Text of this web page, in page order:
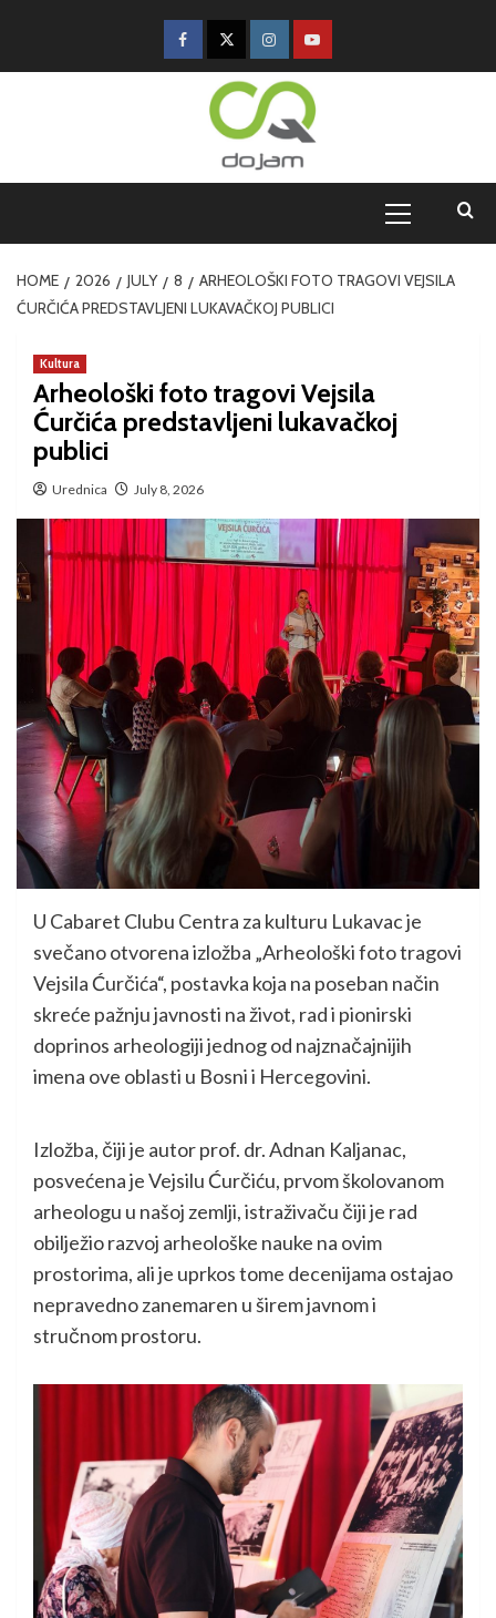
HOME 2026 JULY 8
ARHEOLOŠKI FOTO TRAGOVI VEJSILA
ĆURČIĆA PREDSTAVLJENI LUKAVAČKOJ PUBLICI
Kultura
Arheološki foto tragovi Vejsila
Ćurčića predstavljeni lukavačkoj
publici
Urednica July 8, 2026
U Cabaret Clubu Centra za kulturu Lukavac je
svečano otvorena izložba „Arheološki foto tragovi
Vejsila Ćurčića“, postavka koja na poseban način
skreće pažnju javnosti na život, rad i pionirski
doprinos arheologiji jednog od najznačajnijih
imena ove oblasti u Bosni i Hercegovini.
Izložba, čiji je autor prof. dr. Adnan Kaljanac,
posvećena je Vejsilu Ćurčiću, prvom školovanom
arheologu u našoj zemlji, istraživaču čiji je rad
obilježio razvoj arheološke nauke na ovim
prostorima, ali je uprkos tome decenijama ostajao
nepravedno zanemaren u širem javnom i
stručnom prostoru.